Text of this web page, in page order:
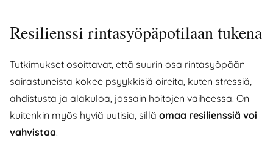
Resilienssi rintasyöpäpotilaan tukena
Tutkimukset osoittavat, että suurin osa rintasyöpään
sairastuneista kokee psyykkisiä oireita, kuten stressiä,
ahdistusta ja alakuloa, jossain hoitojen vaiheessa. On
kuitenkin myös hyviä uutisia, sillä omaa resilienssiä voi
vahvistaa.